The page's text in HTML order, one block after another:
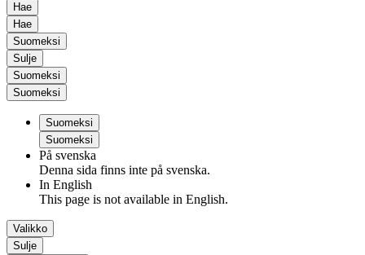
Hae
Hae
Suomeksi
Sulje
Suomeksi
Suomeksi
Suomeksi
Suomeksi
På svenska
Denna sida finns inte på svenska.
In English
This page is not available in English.
Valikko
Sulje